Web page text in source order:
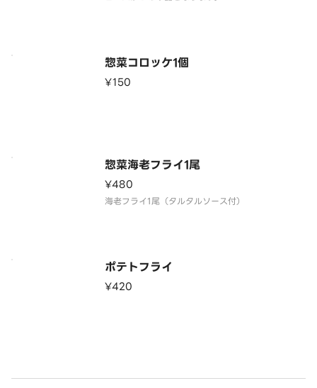
惣菜コロッケ1個
¥150
惣菜海老フライ1尾
¥480
海老フライ1尾（タルタルソース付）
ポテトフライ
¥420